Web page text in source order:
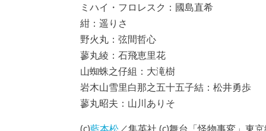
ミハイ・フロレスク：國島直希
紺：遥りさ
野火丸：弦間哲心
蓼丸綾：石飛恵里花
山蜘蛛之仔組：大滝樹
岩木山雪里白那之五十五子結：松井勇歩
蓼丸昭夫：山川ありそ